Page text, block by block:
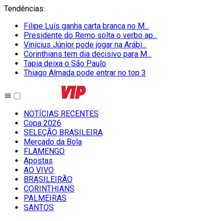
Tendências:
Filipe Luís ganha carta branca no M...
Presidente do Remo solta o verbo ap...
Vinícius Júnior pode jogar na Arábi...
Corinthians tem dia decisivo para M...
Tapia deixa o São Paulo
Thiago Almada pode entrar no top 3
NOTÍCIAS RECENTES
Copa 2026
SELEÇÃO BRASILEIRA
Mercado da Bola
FLAMENGO
Apostas
AO VIVO
BRASILEIRÃO
CORINTHIANS
PALMEIRAS
SANTOS